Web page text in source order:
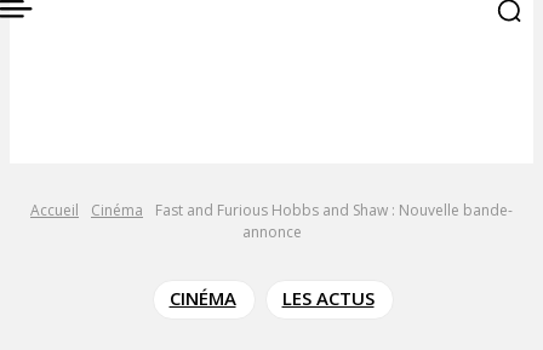
Accueil Cinéma
Fast and Furious Hobbs and Shaw : Nouvelle bande-
annonce
CINÉMA LES ACTUS